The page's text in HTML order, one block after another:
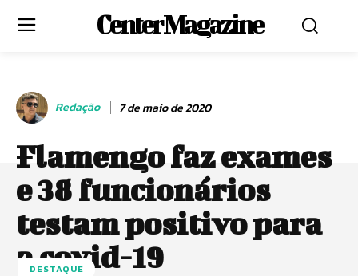
Center Magazine
Redação 7 de maio de 2020
Flamengo faz exames
e 38 funcionários
testam positivo para
a covid-19
DESTAQUE